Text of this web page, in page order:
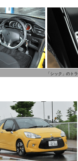
「シック」のト